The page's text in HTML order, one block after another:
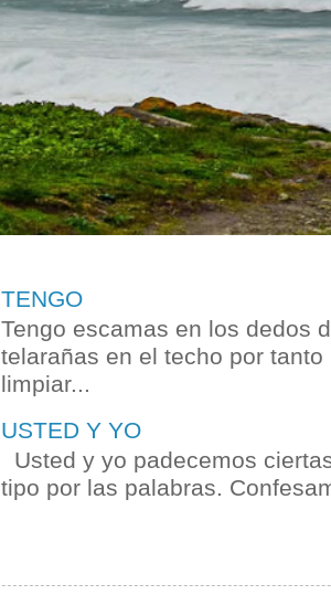
TENGO
Tengo escamas en los dedos
telarañas en el techo por
limpiar...
USTED Y YO
Usted y yo padecemos
tipo por las palabras.